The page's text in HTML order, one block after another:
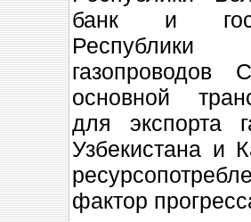
банк и
Республики
газопроводов
основной
для экспорта
Узбекистана и
фактор